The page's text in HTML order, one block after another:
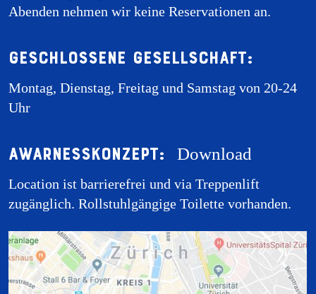
Abenden nehmen wir keine Reservationen an.
Geschlossene Gesellschaft:
Montag, Dienstag, Freitag und Samstag von 20-24
Uhr
Awarnesskonzept: Download
Location ist barrierefrei und via Treppenlift
zugänglich. Rollstuhlgängige Toilette vorhanden.